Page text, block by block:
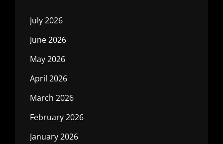
July 2026
June 2026
May 2026
April 2026
March 2026
February 2026
January 2026